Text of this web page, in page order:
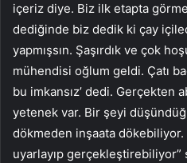
içeriz diye. Biz ilk etapta
dediğinde biz dedik ki çay
yapmışsın. Şaşırdık ve çok
mühendisi oğlum geldi. Çatı
bu imkansız’ dedi. Gerçekten
yetenek var. Bir şeyi
dökmeden inşaata dökebiliyor.
uyarlayıp gerçekleştirebiliyor”